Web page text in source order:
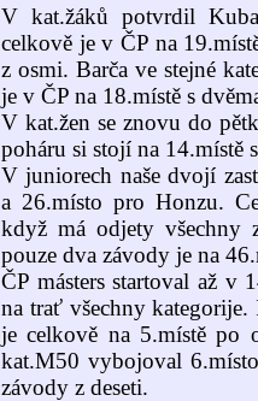
V kat.žáků potvrdil
celkově je v ČP na
z osmi. Barča ve stejné
je v ČP na 18.místě s
V kat.žen se znovu do
poháru si stojí na 14.místě
V juniorech naše dvojí
a 26.místo pro Honzu.
když má odjety všechny
pouze dva závody je na
ČP másters startoval až
na trať všechny
je celkově na 5.místě po
kat.M50 vybojoval
závody z deseti.